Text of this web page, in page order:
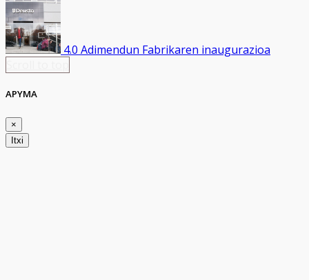
4.0 Adimendun Fabrikaren inaugurazioa
APYMA
×
Itxi